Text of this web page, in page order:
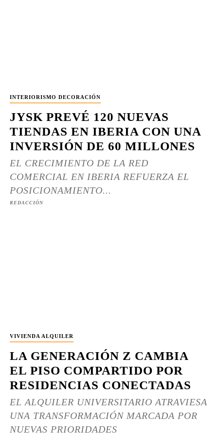
INTERIORISMO DECORACIÓN
JYSK PREVÉ 120 NUEVAS
TIENDAS EN IBERIA CON UNA
INVERSIÓN DE 60 MILLONES
EL CRECIMIENTO DE LA RED
COMERCIAL EN IBERIA REFUERZA EL
POSICIONAMIENTO...
REDACCIÓN
VIVIENDA ALQUILER
LA GENERACIÓN Z CAMBIA
EL PISO COMPARTIDO POR
RESIDENCIAS CONECTADAS
EL ALQUILER UNIVERSITARIO ATRAVIESA
UNA TRANSFORMACIÓN MARCADA POR
NUEVAS PRIORIDADES